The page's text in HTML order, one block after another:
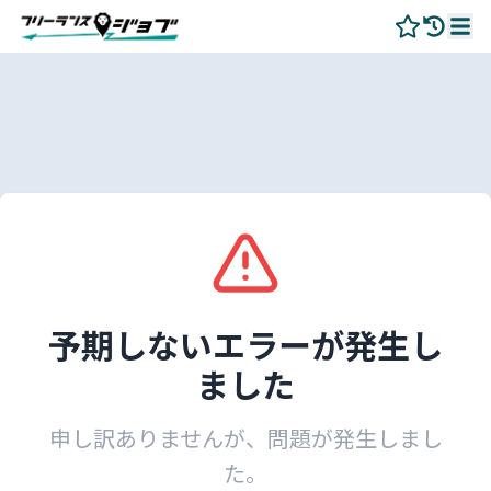
予期しないエラーが発生し
ました
申し訳ありませんが、問題が発生しまし
た。